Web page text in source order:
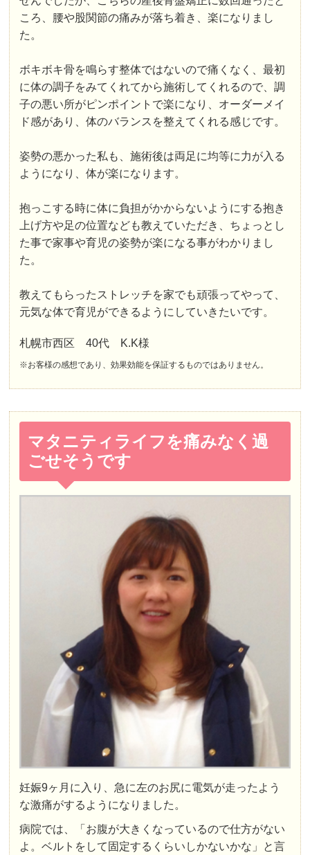
ころ、腰や股関節の痛みが落ち着き、楽になりまし
た。
ボキボキ骨を鳴らす整体ではないので痛くなく、最初
に体の調子をみてくれてから施術してくれるので、調
子の悪い所がピンポイントで楽になり、オーダーメイ
ド感があり、体のバランスを整えてくれる感じです。
姿勢の悪かった私も、施術後は両足に均等に力が入る
ようになり、体が楽になります。
抱っこする時に体に負担がかからないようにする抱き
上げ方や足の位置なども教えていただき、ちょっとし
た事で家事や育児の姿勢が楽になる事がわかりまし
た。
教えてもらったストレッチを家でも頑張ってやって、
元気な体で育児ができるようにしていきたいです。
札幌市西区 40代 K.K様
※お客様の感想であり、効果効能を保証するものではありません。
マタニティライフを痛みなく過
ごせそうです
妊娠9ヶ月 に入り、急に左のお尻に電気が走ったよう
な激痛がするようになりました。
病院では、「お腹が大きくなっているので仕方がない
よ。ベルトをして固定するくらいしかないかな」と言